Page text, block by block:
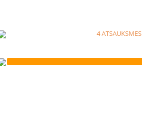
4 ATSAUKSMES